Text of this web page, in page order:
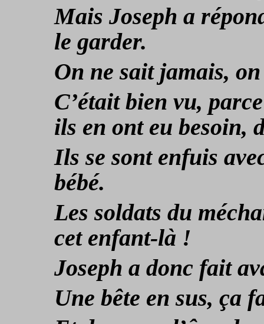
Mais Joseph a
le garder.
On ne sait jamais,
C’était bien vu,
ils en ont eu besoin,
Ils se sont enfuis
bébé.
Les soldats du
cet enfant-là !
Joseph a donc fait
Une bête en sus, ça